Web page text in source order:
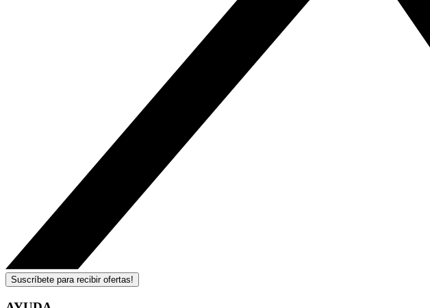
Suscríbete para recibir ofertas!